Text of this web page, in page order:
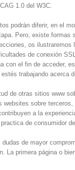
1.0 del W3C.
podrán diferir, en el
Pero, existe
os ilustraremos
de conexión
con el fin de acceder,
trabajando acerca
de otras sitios www
websites sobre
a la
de consumidor
de mayor
La primera página o